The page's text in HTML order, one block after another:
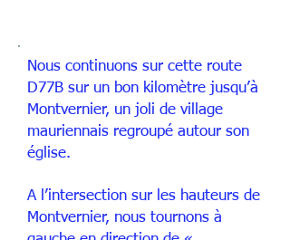
Nous continuons sur cette route
D77B sur un bon kilomètre jusqu’à
Montvernier, un joli de village
mauriennais regroupé autour son
église.
A l’intersection sur les hauteurs de
Montvernier, nous tournons à